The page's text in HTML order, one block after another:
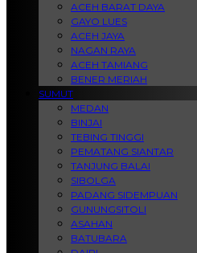
ACEH BARAT DAYA
GAYO LUES
ACEH JAYA
NAGAN RAYA
ACEH TAMIANG
BENER MERIAH
SUMUT
MEDAN
BINJAI
TEBING TINGGI
PEMATANG SIANTAR
TANJUNG BALAI
SIBOLGA
PADANG SIDEMPUAN
GUNUNGSITOLI
ASAHAN
BATUBARA